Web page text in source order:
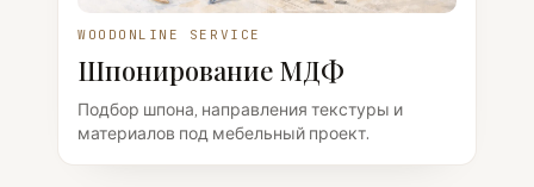
WOODONLINE SERVICE
Шпонирование МДФ
Подбор шпона, направления текстуры и
материалов под мебельный проект.